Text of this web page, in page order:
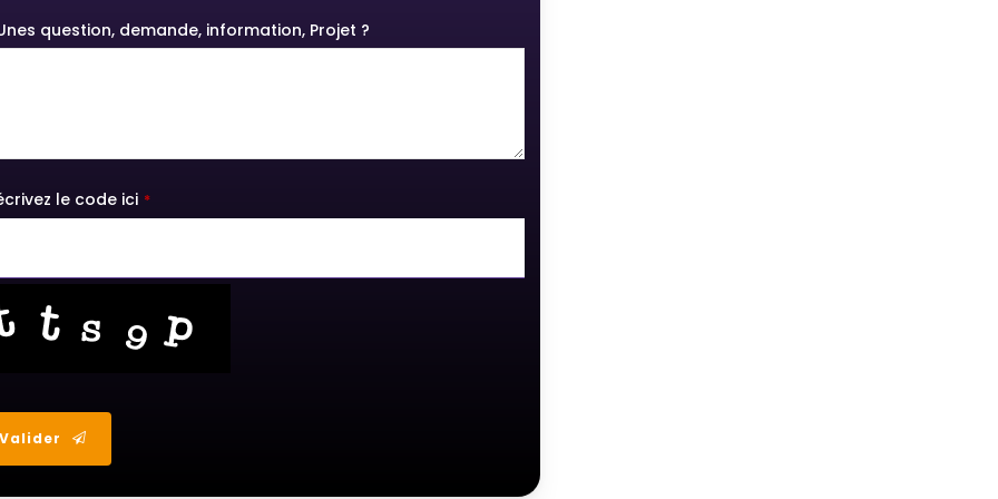
question, demande, information, Projet ?
le code ici *
Valider